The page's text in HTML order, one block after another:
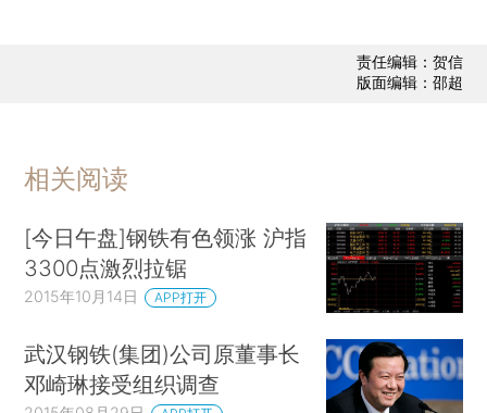
责任编辑：贺信
版面编辑：邵超
相关阅读
[今日午盘]钢铁有色领涨 沪指
3300点激烈拉锯
2015年10月14日 APP打开
武汉钢铁(集团)公司原董事长
邓崎琳接受组织调查